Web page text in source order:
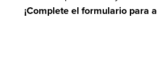
¡Complete el formulario para